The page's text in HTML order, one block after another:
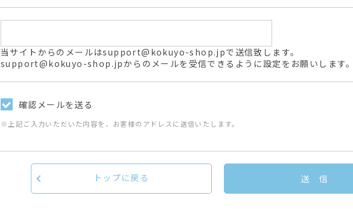
当サイトからのメールはsupport@kokuyo-shop.jpで送信致します。
support@kokuyo-shop.jpからのメールを受信できるように設定をお願いします
確認メールを送る
※上記ご入力いただいた内容を、お客様のアドレスに送信いたします。
送 信
トップに戻る